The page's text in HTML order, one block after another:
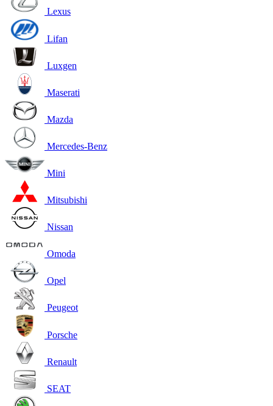
Lexus
Lifan
Luxgen
Maserati
Mazda
Mercedes-Benz
Mini
Mitsubishi
Nissan
Omoda
Opel
Peugeot
Porsche
Renault
SEAT